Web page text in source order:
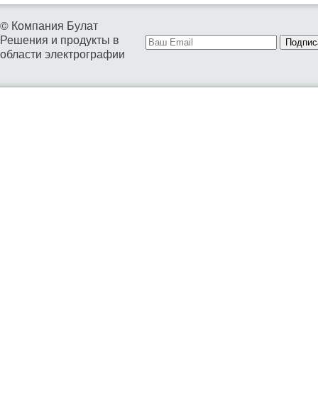
© Компания Булат
Решения и продукты в
области электрографии